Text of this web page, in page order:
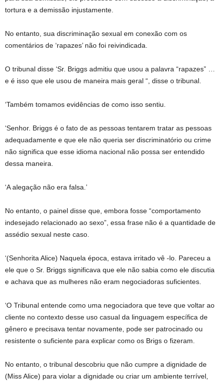
tortura e a demissão injustamente.
No entanto, sua discriminação sexual em conexão com os
comentários de ‘rapazes’ não foi reivindicada.
O tribunal disse ‘Sr. Briggs admitiu que usou a palavra “rapazes” …
e é isso que ele usou de maneira mais geral “, disse o tribunal.
‘Também tomamos evidências de como isso sentiu.
‘Senhor. Briggs é o fato de as pessoas tentarem tratar as pessoas
adequadamente e que ele não queria ser discriminatório ou crime
não significa que esse idioma nacional não possa ser entendido
dessa maneira.
‘A alegação não era falsa.’
No entanto, o painel disse que, embora fosse “comportamento
indesejado relacionado ao sexo”, essa frase não é a quantidade de
assédio sexual neste caso.
‘(Senhorita Alice) Naquela época, estava irritado vê -lo. Pareceu a
ele que o Sr. Briggs significava que ele não sabia como ele discutia
e achava que as mulheres não eram negociadoras suficientes.
‘O Tribunal entende como uma negociadora que teve que voltar ao
cliente no contexto desse uso casual da linguagem específica de
gênero e precisava tentar novamente, pode ser patrocinado ou
resistente o suficiente para explicar como os Brigs o fizeram.
No entanto, o tribunal descobriu que não cumpre a dignidade de
(Miss Alice) para violar a dignidade ou criar um ambiente terrível,